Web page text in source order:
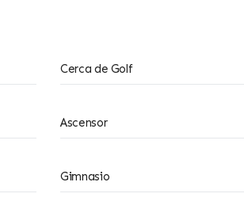
Cerca de Golf
Ascensor
Gimnasio